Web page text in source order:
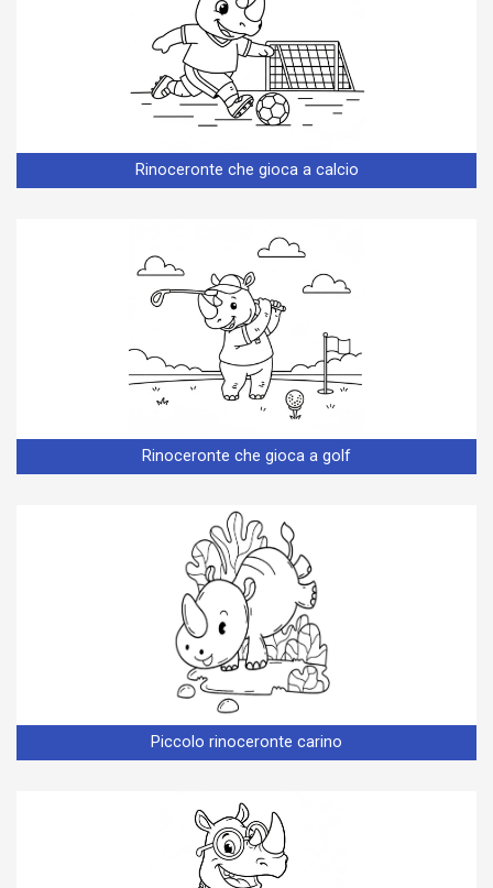
Rinoceronte che gioca a calcio
Rinoceronte che gioca a golf
Piccolo rinoceronte carino